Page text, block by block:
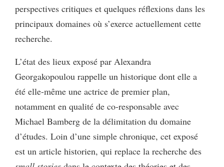
perspectives critiques et quelques réflexions dans les
principaux domaines où s’exerce actuellement cette
recherche.
L’état des lieux exposé par Alexandra
Georgakopoulou rappelle un historique dont elle a
été elle-même une actrice de premier plan,
notamment en qualité de co-responsable avec
Michael Bamberg de la délimitation du domaine
d’études. Loin d’une simple chronique, cet exposé
est un article historien, qui replace la recherche des